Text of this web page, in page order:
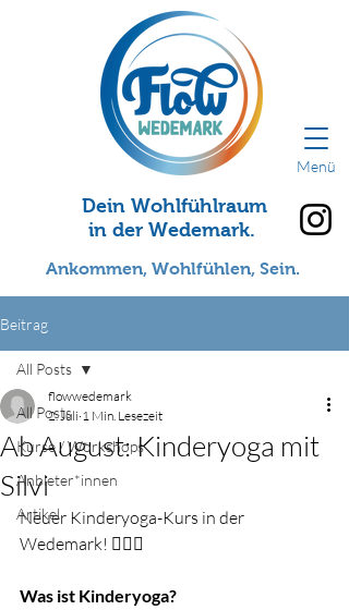
Ankommen, Wohlfühlen, Sein.
Dein Wohlfühlraum
in der Wedemark.
Menü
Beitrag
All Posts
Kurse / Workshops
Anbieter*innen
Artikel
All Posts
Ab August: Kinderyoga mit
Silvi
flowwedemark
2. Juli 1 Min. Lesezeit
Neuer Kinderyoga-Kurs in der
Wedemark! 🧘‍♀️✨
Was ist Kinderyoga?